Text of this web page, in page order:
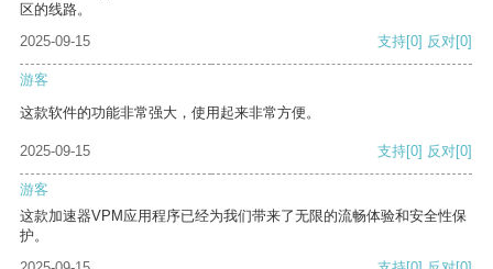
区的线路。
2025-09-15
支持[0] 反对[0]
游客
这款软件的功能非常强大，使用起来非常方便。
2025-09-15 支持[0] 反对[0]
游客
这款加速器VPM应用程序已经为我们带来了无限的流畅体验和安全性保
护。